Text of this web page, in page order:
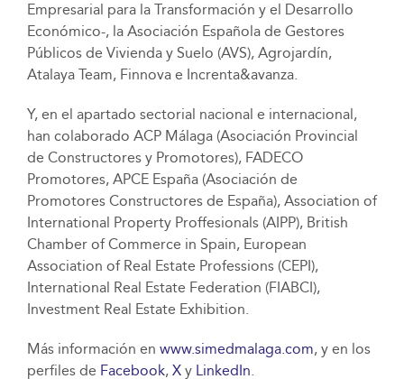
Empresarial para la Transformación y el Desarrollo
Económico-, la Asociación Española de Gestores
Públicos de Vivienda y Suelo (AVS), Agrojardín,
Atalaya Team, Finnova e Increnta&avanza.
Y, en el apartado sectorial nacional e internacional,
han colaborado ACP Málaga (Asociación Provincial
de Constructores y Promotores), FADECO
Promotores, APCE España (Asociación de
Promotores Constructores de España), Association of
International Property Proffesionals (AIPP), British
Chamber of Commerce in Spain, European
Association of Real Estate Professions (CEPI),
International Real Estate Federation (FIABCI),
Investment Real Estate Exhibition.
Más información en www.simedmalaga.com, y en los
perfiles de Facebook, Xy LinkedIn.